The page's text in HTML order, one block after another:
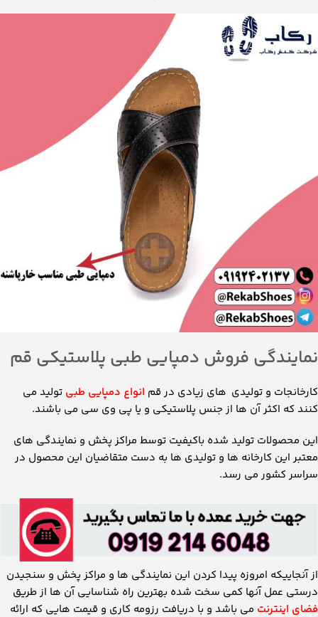
نمایندگی فروش دمپایی طبی پلاستیکی قم
کارخانجات و تولیدی های زیادی در قم انواع دمپایی طبی تولید می
کنند که اکثر آن ها از جنس پلاستیکی و یا پی وی سی می باشند.
این محصولات تولید شده باکیفیت توسط مراکز پخش و نمایندگی های
معتبر این کارخانه ها و تولیدی ها به دست متقاضیان این محصول در
سراسر کشور می رسد.
از آنجاییکه امروزه پیدا کردن این نمایندگی ها و مراکز پخش و سنجیدن
درستی عمل آنها کمی سخت شده بهترین راه شناسایی آن ها از طریق
فضای اینترنت می باشد و با دریافت رزومه کاری و قیمت هایی که ارائه